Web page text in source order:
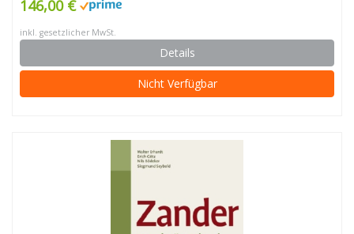
146,00 €
inkl. gesetzlicher MwSt.
Details
Nicht Verfügbar